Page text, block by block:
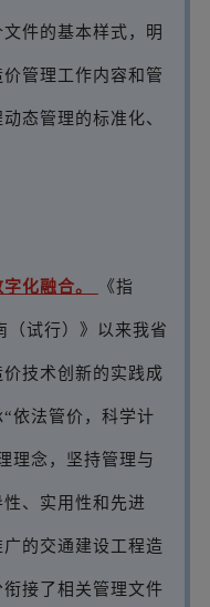
件的基本样式，明
管理工作内容和管
态管理的标准化、
化融合。 《指
（试行）》以来我省
技术创新的实践成
依法管价，科学计
理念，坚持管理与
、实用性和先进
的交通建设工程造
接了相关管理文件